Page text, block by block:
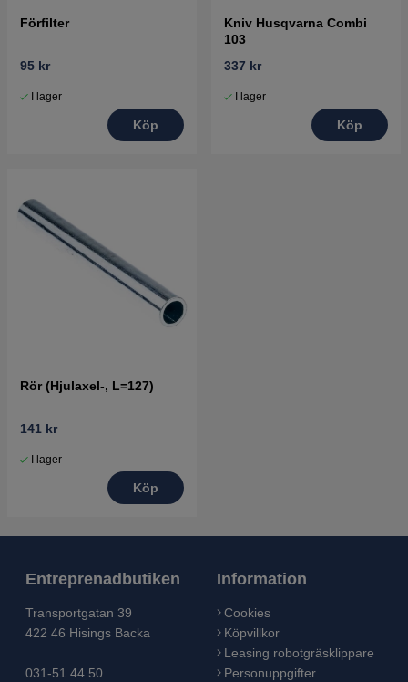
Förfilter
95 kr
I lager
Köp
Kniv Husqvarna Combi
103
337 kr
I lager
Köp
Rör (Hjulaxel-, L=127)
141 kr
I lager
Köp
Entreprenadbutiken
Transportgatan 39
422 46 Hisings Backa
031-51 44 50
Information
Cookies
Köpvillkor
Leasing robotgräsklippare
Personuppgifter